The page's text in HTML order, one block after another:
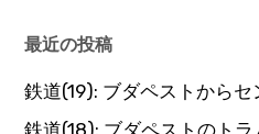
最近の投稿
鉄道(19): ブダペストから